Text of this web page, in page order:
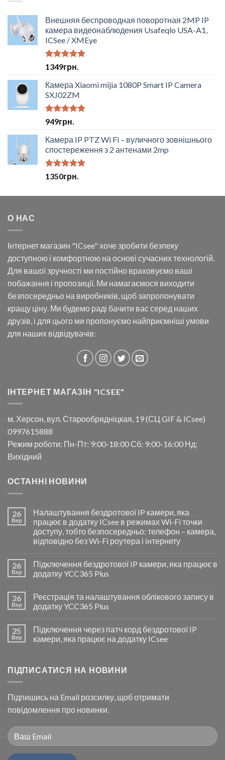
Внешняя беспроводная поворотная 2MP IP
камера видеонаблюдения Usafeqlo USA-A1,
ICSee / XMEye
Оцінено в
з 5
1349грн.
Камера Xiaomi mijia 1080P Smart IP Camera
SXJ02ZM
Оцінено в
з 5
949грн.
Камера IP PTZ Wi Fi – вуличного зовнішнього
спостереження з 2 антенами 2mp
Оцінено в
з 5
1350грн.
О НАС
Інтернет магазин "ICsee" хоче зробити безпеку
доступною і комфортною на основі сучасних технологій.
Для вашої зручності ми постійно враховуємо ваші
побажання і пропозиції. Ми намагаємося виходити
безпосередньо на виробників, щоб запропонувати
кращу ціну. Ми будемо раді бачити вас серед наших
друзів, і для цього ми пропонуємо найприємніші умови
для наших відвідувачів:
ІНТЕРНЕТ МАГАЗІН "ICSEE"
м. Херсон, вул. Старообрядніцкая, 19 (СЦ GIF & ICsee)
0997615888
Режим роботи: Пн-Пт: 9:00-18:00 Сб: 9:00-16:00 Нд:
Вихідний
ОСТАННІ НОВИНИ
26
Вер
Налаштування бездротової IP камери, яка
працює в додатку ICsee в режимах Wi-Fi точки
доступу, тобто безпосередньо: телефон – камера,
відповідно без Wi-Fi роутера і інтернету
26
Вер
Підключення бездротової IP камери, яка працює в
додатку YCC365 Plus
26
Вер
Реєстрація та налаштування облікового запису в
додатку YCC365 Plus
25
Вер
Підключення через патч корд бездротової IP
камери, яка працює на додатку ICsee
ПІДПИСАТИСЯ НА НОВИНИ
Підпишись на Email розсилку, щоб отримати
повідомлення про новинки.